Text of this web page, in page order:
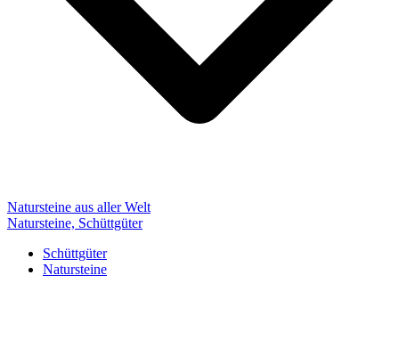
Natursteine aus aller Welt
Natursteine, Schüttgüter
Schüttgüter
Natursteine